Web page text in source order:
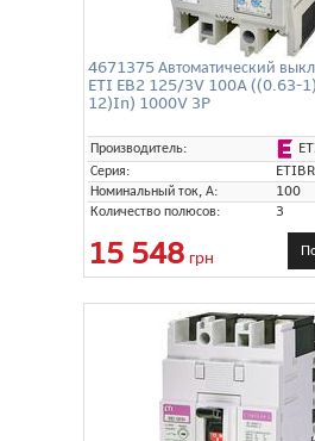
4671375 Автоматический
ETI EB2 125/3V 100A ((0.63-
12)In) 1000V 3P
Производитель:
Серия:
Номинальный ток, А:
100
Количество полюсов:
3
15 548 грн